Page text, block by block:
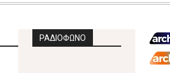
ΡΑΔΙΟΦΩΝΟ